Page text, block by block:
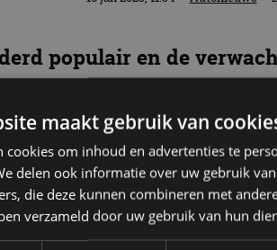
populair en de
modellen op de markt.
gratie leken te raken, maar
een SUV genoemd om
SUV-achtige modellen op de
volgorde.
maakt gebruik van
cookies om inhoud en advertenties te
delen ook informatie over uw gebruik
die deze kunnen combineren met
verzameld door uw gebruik van hun